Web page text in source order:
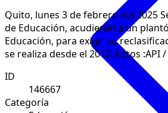
Quito, lunes 3 de febrero del 2025
de Educación, acudieron a un
Educación, para exigir su
se realiza desde el 2012. Fotos :API
ID
146667
Categoría